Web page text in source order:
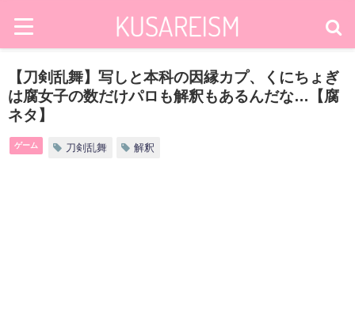
【刀剣乱舞】写しと本科の因縁カプ、くにちょぎ
は腐女子の数だけパロも解釈もあるんだな…【腐
ネタ】
ゲーム 刀剣乱舞 解釈